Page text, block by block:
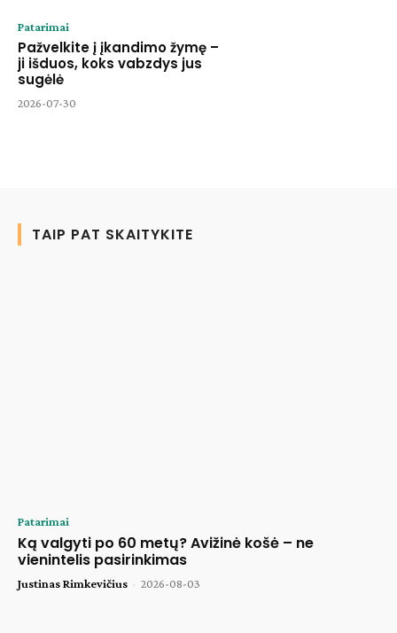
Patarimai
Pažvelkite į įkandimo žymę –
ji išduos, koks vabzdys jus
sugėlė
2026-07-30
TAIP PAT SKAITYKITE
Patarimai
Ką valgyti po 60 metų? Avižinė košė – ne
vienintelis pasirinkimas
Justinas Rimkevičius - 2026-08-03